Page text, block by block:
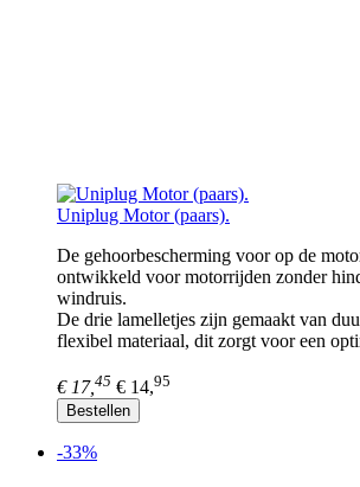
Uniplug Motor (paars).
De gehoorbescherming voor op de
ontwikkeld voor motorrijden zonder
windruis.
De drie lamelletjes zijn gemaakt van
flexibel materiaal, dit zorgt voor een
€ 17, 45 € 14,95
Bestellen
-33%